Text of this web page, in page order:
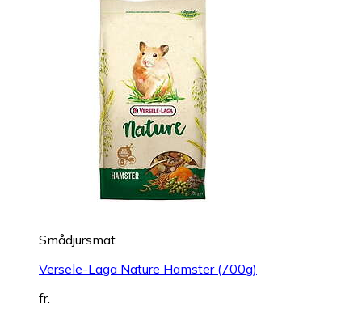
Smådjursmat
Versele-Laga Nature Hamster (700g)
fr.